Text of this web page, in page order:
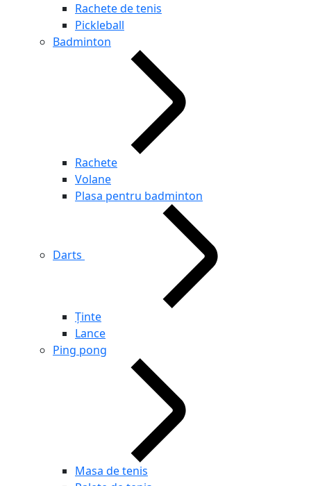
Rachete de tenis
Pickleball
Badminton
Rachete
Volane
Plasa pentru badminton
Darts
Ținte
Lance
Ping pong
Masa de tenis